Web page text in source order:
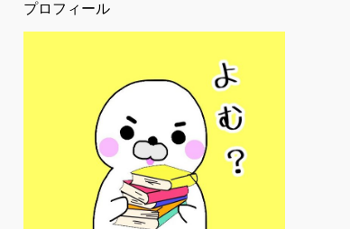
プロフィール